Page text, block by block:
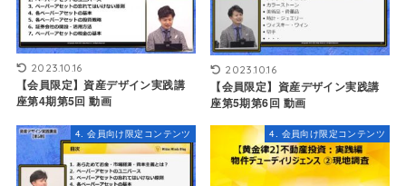
2023.10.16
【会員限定】資産デザイン実践講
座第4期第5回 動画
2023.10.16
【会員限定】資産デザイン実践講
座第5期第6回 動画
4. 会員向け限定コンテンツ 4. 会員向け限定コンテンツ